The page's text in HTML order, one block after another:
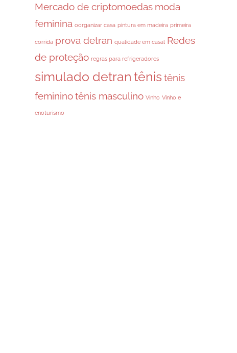
Mercado de criptomoedas moda
feminina oorganizar casa pintura em madeira primeira
corrida prova detran qualidade em casal Redes
de proteção regras para refrigeradores
simulado detran tênis tênis
femininotênis masculino Vinho Vinho e
enoturismo